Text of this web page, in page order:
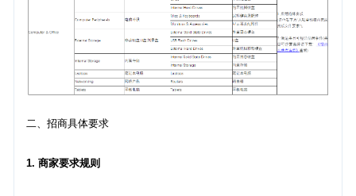
二、招商具体要求
1. 商家要求规则